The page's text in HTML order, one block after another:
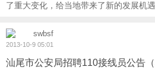
了重大变化，给当地带来了新的发展机
swbsf
2013-10-9 05:01
汕尾市公安局招聘110接线员公告（